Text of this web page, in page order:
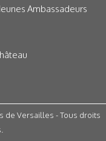
Ambassadeurs
de Versailles - Tous droits